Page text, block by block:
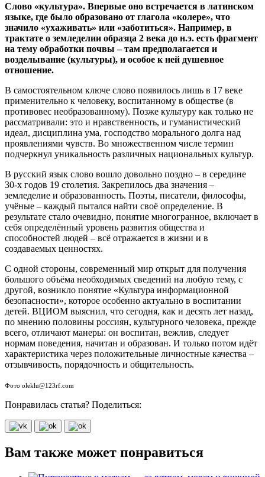
Слово «культура». Впервые оно встречается в латинском
языке, где было образовано от глагола «колере», что
значило «ухаживать» или «заботиться». Например, в
трактате о земледелии образца 2 века до н.э. есть фрагмент
на тему обработки почвы – там предполагается и
возделывание (культуры), и особое к ней душевное
отношение.
В самостоятельном ключе слово появилось лишь в 17 веке
применительно к человеку, воспитанному в обществе (в
противовес необразованному). Позже культуру как только не
рассматривали: это и нравственность, и гуманистический
идеал, дисциплина ума, господство морального долга над
проявлениями чувств. Во множественном числе термин
подчеркнул уникальность различных национальных культур.
В русский язык слово вошло довольно поздно – в середине
30-х годов 19 столетия. Закрепилось два значения –
земледелие и образованность. Поэты, писатели, философы,
учёные – каждый пытался найти своё определение. В
результате стало очевидно, понятие многогранное, включает в
себя определённый уровень развития общества и
способностей людей – всё отражается в жизни и в
создаваемых ценностях.
С одной стороны, современный мир открыт для получения
большого объёма необходимых сведений на любую тему, с
другой, возникло понятие «Культура информационной
безопасности», которое особенно актуально в воспитании
детей. ВЦИОМ выяснил, что сегодня, как и десять лет назад,
по мнению половины россиян, культурного человека, прежде
всего, отличают манеры: он воспитан, вежлив, следует
нормам поведения, начитан и образован. И только потом идёт
характеристика через положительные личностные качества –
отзывчивость, порядочность и общительность.
Фото oleklu@123rf.com
Понравилась статья? Поделиться:
Вам также может понравиться